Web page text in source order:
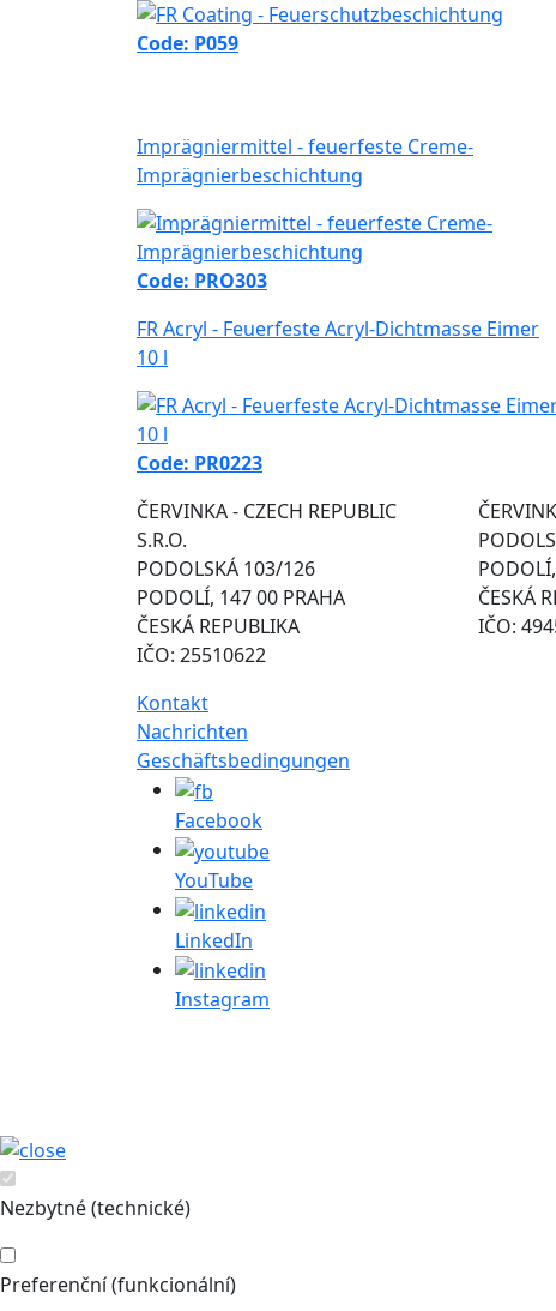
Code: P059
Imprägniermittel - feuerfeste Creme-
Imprägnierbeschichtung
Code: PRO303
FR Acryl - Feuerfeste Acryl-Dichtmasse Eimer
10 l
Code: PR0223
ČERVINKA - CZECH REPUBLIC
S.R.O.
PODOLSKÁ 103/126
PODOLÍ, 147 00 PRAHA
ČESKÁ REPUBLIKA
IČO: 25510622
ČESKÁ
IČO:
Kontakt
Nachrichten
Geschäftsbedingungen
Facebook
YouTube
LinkedIn
Instagram
Nezbytné (technické)
Preferenční (funkcionální)